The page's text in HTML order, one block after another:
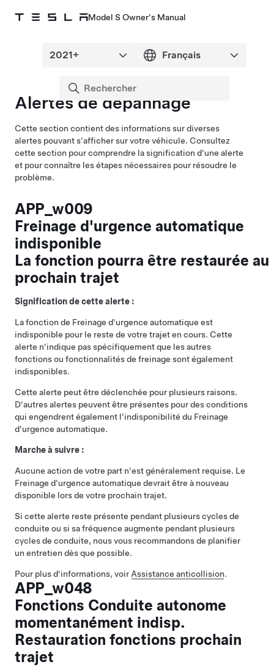
Model S Owner's Manual
Alertes de dépannage
Cette section contient des informations sur diverses
alertes pouvant s'afficher sur votre véhicule. Consultez
cette section pour comprendre la signification d'une alerte
et pour connaître les étapes nécessaires pour résoudre le
problème.
APP_w009
Freinage d'urgence automatique
indisponible
La fonction pourra être restaurée au
prochain trajet
Signification de cette alerte :
La fonction de Freinage d'urgence automatique est
indisponible pour le reste de votre trajet en cours. Cette
alerte n'indique pas spécifiquement que les autres
fonctions ou fonctionnalités de freinage sont également
indisponibles.
Cette alerte peut être déclenchée pour plusieurs raisons.
D'autres alertes peuvent être présentes pour des conditions
qui engendrent également l'indisponibilité du Freinage
d'urgence automatique.
Marche à suivre :
Aucune action de votre part n'est généralement requise. Le
Freinage d'urgence automatique devrait être à nouveau
disponible lors de votre prochain trajet.
Si cette alerte reste présente pendant plusieurs cycles de
conduite ou si sa fréquence augmente pendant plusieurs
cycles de conduite, nous vous recommandons de planifier
un entretien dès que possible.
Pour plus d'informations, voir Assistance anticollision.
APP_w048
Fonctions Conduite autonome
momentanément indisp.
Restauration fonctions prochain
trajet